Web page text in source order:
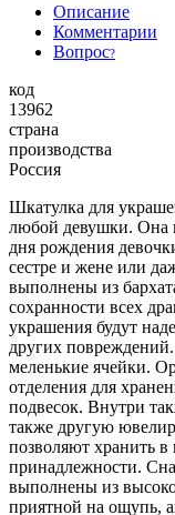
Описание
Комментарии
Вопрос?
код
13962
страна
производства
Россия
Шкатулка для
любой девушки. Она
дня рождения
сестре и жене или
выполнены из
сохранности всех
украшения будут
других
меленькие ячейки.
отделения для
подвесок. Внутри
также другую
позволяют хранить
принадлежности.
выполнены из
приятной на ощупь,